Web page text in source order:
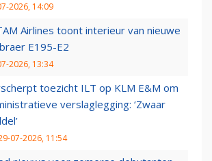
2026, 14:09
Airlines toont interieur van nieuwe
E195-E2
2026, 13:34
toezicht ILT op KLM E&M om
verslaglegging: ‘Zwaar
07-2026, 11:54